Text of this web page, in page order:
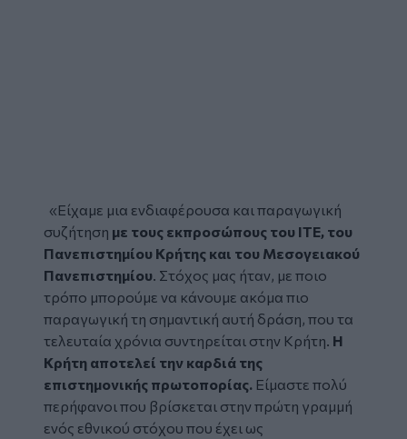
«Είχαμε μια ενδιαφέρουσα και παραγωγική
συζήτηση με τους εκπροσώπους του ΙΤΕ, του
Πανεπιστημίου Κρήτης και του Μεσογειακού
Πανεπιστημίου. Στόχος μας ήταν, με ποιο
τρόπο μπορούμε να κάνουμε ακόμα πιο
παραγωγική τη σημαντική αυτή δράση, που τα
τελευταία χρόνια συντηρείται στην Κρήτη. Η
Κρήτη αποτελεί την καρδιά της
επιστημονικής πρωτοπορίας. Είμαστε πολύ
περήφανοι που βρίσκεται στην πρώτη γραμμή
ενός εθνικού στόχου που έχει ως